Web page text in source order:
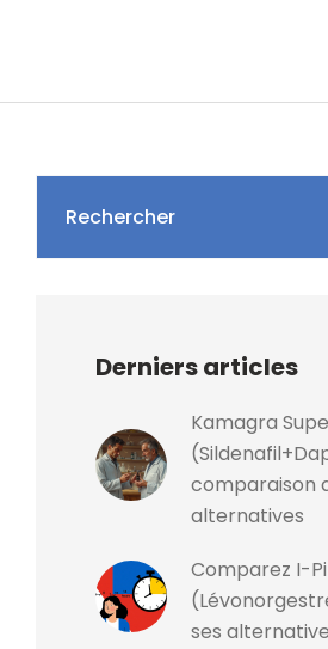
Rechercher
Derniers articles
Kamagra
comparaison
alternatives
Comparez I-
ses